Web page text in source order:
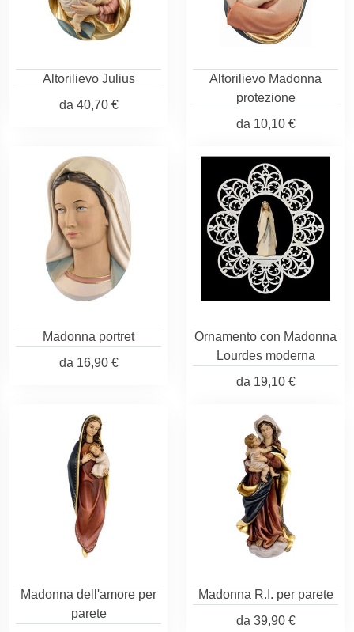
Altorilievo Julius
da 40,70 €
Altorilievo Madonna
protezione
da 10,10 €
Madonna portret
da 16,90 €
Ornamento con Madonna
Lourdes moderna
da 19,10 €
Madonna dell'amore per
parete
Madonna R.I. per parete
da 39,90 €